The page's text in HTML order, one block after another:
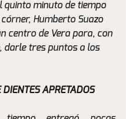
quinto minuto de tiempo
Humberto Suazo
centro de Vera para, con
darle tres puntos a los
DIENTES APRETADOS